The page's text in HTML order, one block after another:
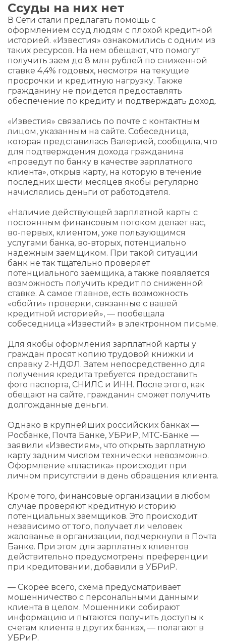
Ссуды на них нет
В Сети стали предлагать помощь с
оформлением ссуд людям с плохой кредитной
историей. «Известия» ознакомились с одним из
таких ресурсов. На нем обещают, что помогут
получить заем до 8 млн рублей по сниженной
ставке 4,4% годовых, несмотря на текущие
просрочки и кредитную нагрузку. Также
гражданину не придется предоставлять
обеспечение по кредиту и подтверждать доход.
«Известия» связались по почте с контактным
лицом, указанным на сайте. Собеседница,
которая представилась Валерией, сообщила, что
для подтверждения дохода гражданина
«проведут по банку в качестве зарплатного
клиента», открыв карту, на которую в течение
последних шести месяцев якобы регулярно
начислялись деньги от работодателя.
«Наличие действующей зарплатной карты с
постоянным финансовым потоком делает вас,
во-первых, клиентом, уже пользующимся
услугами банка, во-вторых, потенциально
надежным заемщиком. При такой ситуации
банк не так тщательно проверяет
потенциального заемщика, а также появляется
возможность получить кредит по сниженной
ставке. А самое главное, есть возможность
«обойти» проверки, связанные с вашей
кредитной историей», — пообещала
собеседница «Известий» в электронном письме.
Для якобы оформления зарплатной карты у
граждан просят копию трудовой книжки и
справку 2-НДФЛ. Затем непосредственно для
получения кредита требуется предоставить
фото паспорта, СНИЛС и ИНН. После этого, как
обещают на сайте, гражданин сможет получить
долгожданные деньги.
Однако в крупнейших российских банках —
Росбанке, Почта Банке, УБРиР, МТС-Банке —
заявили «Известиям», что открыть зарплатную
карту задним числом технически невозможно.
Оформление «пластика» происходит при
личном присутствии в день обращения клиента.
Кроме того, финансовые организации в любом
случае проверяют кредитную историю
потенциальных заемщиков. Это происходит
независимо от того, получает ли человек
жалованье в организации, подчеркнули в Почта
Банке. При этом для зарплатных клиентов
действительно предусмотрены преференции
при кредитовании, добавили в УБРиР.
— Скорее всего, схема предусматривает
мошенничество с персональными данными
клиента в целом. Мошенники собирают
информацию и пытаются получить доступы к
счетам клиента в других банках, — полагают в
УБРиР.